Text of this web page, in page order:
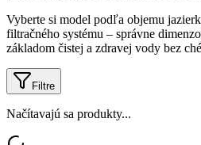
Vyberte si model podľa objemu
filtračného systému – správne
základom čistej a zdravej vody bez
Filtre
Načítavajú sa produkty...